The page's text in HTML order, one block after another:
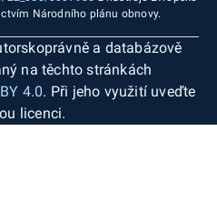
Národního plánu obnovy.
a databázově
na těchto stránkách
4.0. Při jeho využití uveďte
licenci.